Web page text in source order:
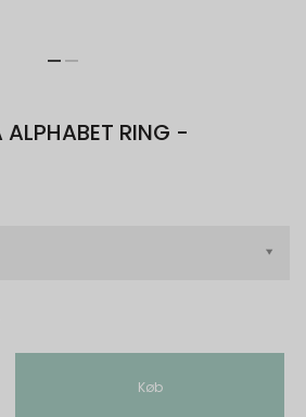
RING -
Køb